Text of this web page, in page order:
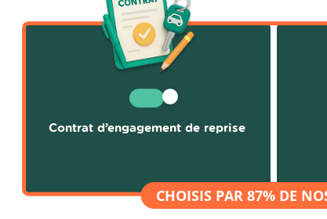
Contrat d’engagement de reprise